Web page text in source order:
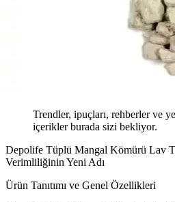
Trendler, ipuçları, rehberler ve
içerikler burada sizi bekliyor.
Depolife Tüplü Mangal Kömürü Lav
Verimliliğinin Yeni Adı
Ürün Tanıtımı ve Genel Özellikleri